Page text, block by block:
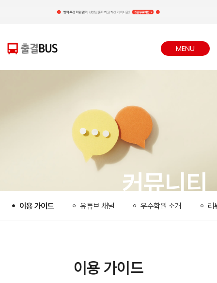
MENU
커뮤니티
이용 가이드 유튜브 채널 우수학원 소개 리
이용 가이드